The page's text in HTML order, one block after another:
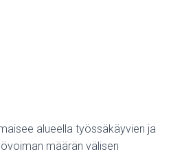
alueella työssäkäyvien ja
määrän välisen